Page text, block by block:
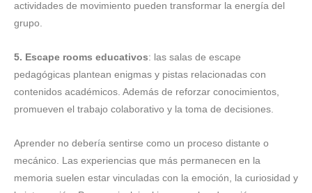
actividades de movimiento pueden transformar la energía del
grupo.
5. Escape rooms educativos: las salas de escape
pedagógicas plantean enigmas y pistas relacionadas con
contenidos académicos. Además de reforzar conocimientos,
promueven el trabajo colaborativo y la toma de decisiones.
Aprender no debería sentirse como un proceso distante o
mecánico. Las experiencias que más permanecen en la
memoria suelen estar vinculadas con la emoción, la curiosidad y